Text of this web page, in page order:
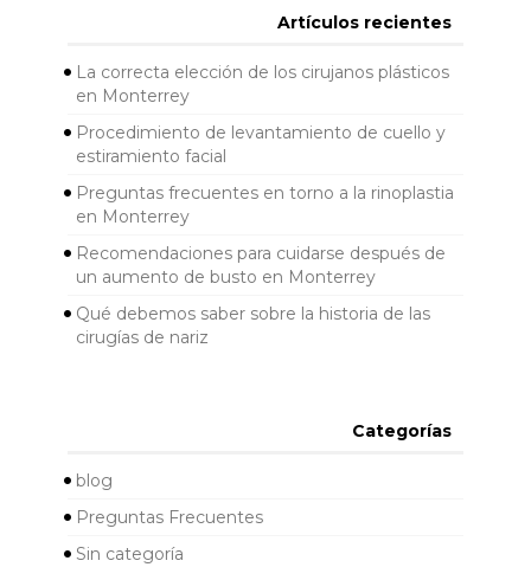
Artículos recientes
La correcta elección de los cirujanos plásticos
en Monterrey
Procedimiento de levantamiento de cuello y
estiramiento facial
Preguntas frecuentes en torno a la rinoplastia
en Monterrey
Recomendaciones para cuidarse después de
un aumento de busto en Monterrey
Qué debemos saber sobre la historia de las
cirugías de nariz
Categorías
blog
Preguntas Frecuentes
Sin categoría